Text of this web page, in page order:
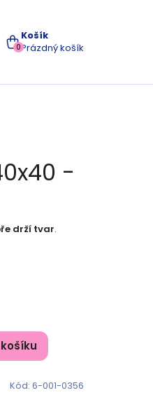
NÁKUPNÍ
Prázdný košík
0
drží tvar.
Kód: 6-001-0356
-